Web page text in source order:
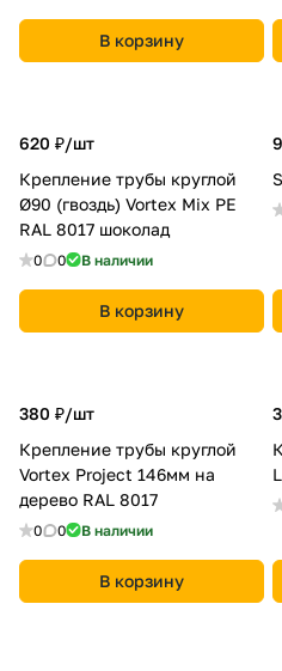
В корзину
620 ₽/шт
Крепление трубы круглой
Ø90 (гвоздь) Vortex Mix PE
RAL 8017 шоколад
0 0 В наличии
В корзину
380 ₽/шт
Крепление трубы круглой
Vortex Project 146мм на
дерево RAL 8017
0 0 В наличии
В корзину